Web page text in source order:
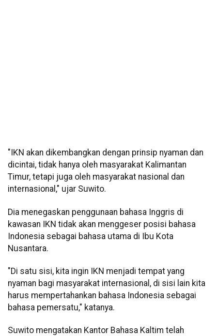
"IKN akan dikembangkan dengan prinsip nyaman dan
dicintai, tidak hanya oleh masyarakat Kalimantan
Timur, tetapi juga oleh masyarakat nasional dan
internasional," ujar Suwito.
Dia menegaskan penggunaan bahasa Inggris di
kawasan IKN tidak akan menggeser posisi bahasa
Indonesia sebagai bahasa utama di Ibu Kota
Nusantara.
"Di satu sisi, kita ingin IKN menjadi tempat yang
nyaman bagi masyarakat internasional, di sisi lain kita
harus mempertahankan bahasa Indonesia sebagai
bahasa pemersatu," katanya.
Suwito mengatakan Kantor Bahasa Kaltim telah